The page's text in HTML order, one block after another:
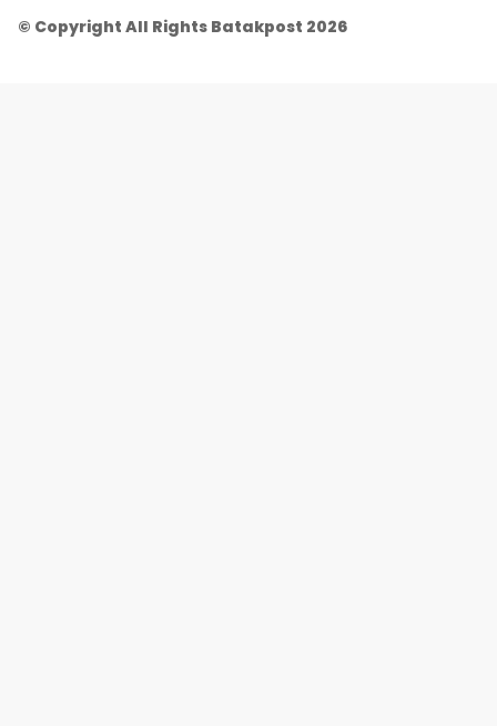
© Copyright All Rights Batakpost 2026